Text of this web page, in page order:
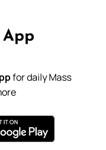
App
for daily Mass